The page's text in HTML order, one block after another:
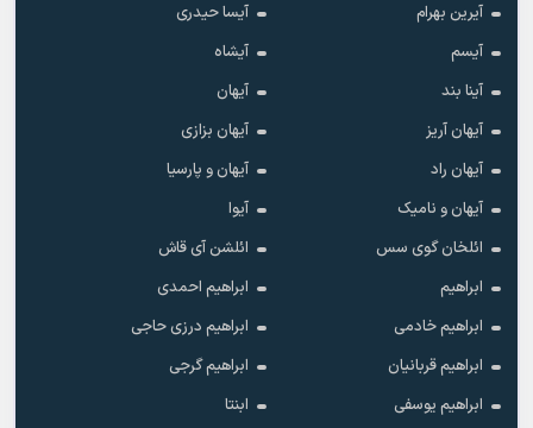
آیرین بهرام
آیسا حیدری
آیسم
آیشاه
آینا بند
آیهان
آیهان آریز
آیهان بزازی
آیهان راد
آیهان و پارسیا
آیهان و نامیک
آیوا
ائلخان گوی سس
ائلشن آی قاش
ابراهیم
ابراهیم احمدی
ابراهیم خادمی
ابراهیم درزی حاجی
ابراهیم قربانیان
ابراهیم گرجی
ابراهیم یوسفی
ابنتا